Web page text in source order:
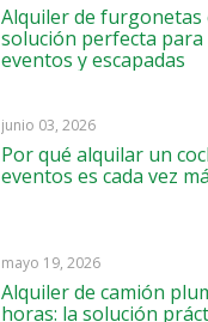
Alquiler de furgonetas
solución perfecta para
eventos y escapadas
junio 03, 2026
Por qué alquilar un
eventos es cada vez
mayo 19, 2026
Alquiler de camión
horas: la solución